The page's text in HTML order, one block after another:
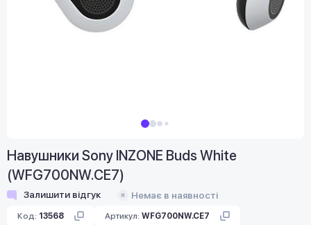
Навушники Sony INZONE Buds White
(WFG700NW.CE7)
Залишити відгук Немає в наявності
Код: 13568 Артикул: WFG700NW.CE7